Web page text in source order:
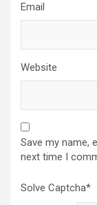
Email
Website
Save my name,
next time I
Solve Captcha*